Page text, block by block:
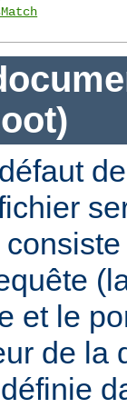
et le
de la
définie